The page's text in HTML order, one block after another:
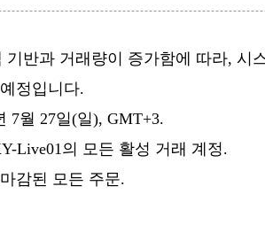
반과 거래량이 증가함에 따라,
정입니다.
7월 27일(일), GMT+3.
Live01의 모든 활성 거래 계정.
감된 모든 주문.